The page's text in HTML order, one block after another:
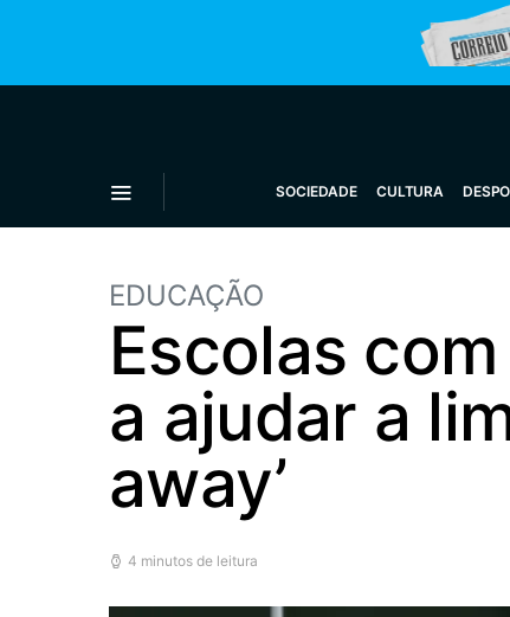
SOCIEDADE CULTURA
EDUCAÇÃO
Escolas
a ajudar a
away’
4 minutos de leitura